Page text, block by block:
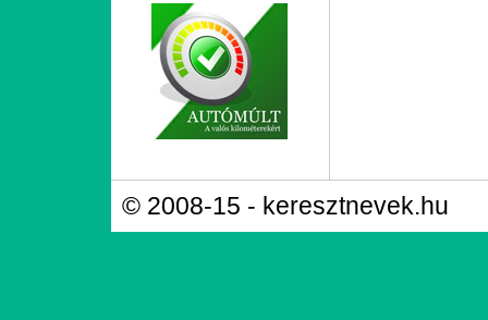
© 2008-15 - keresztnevek.hu